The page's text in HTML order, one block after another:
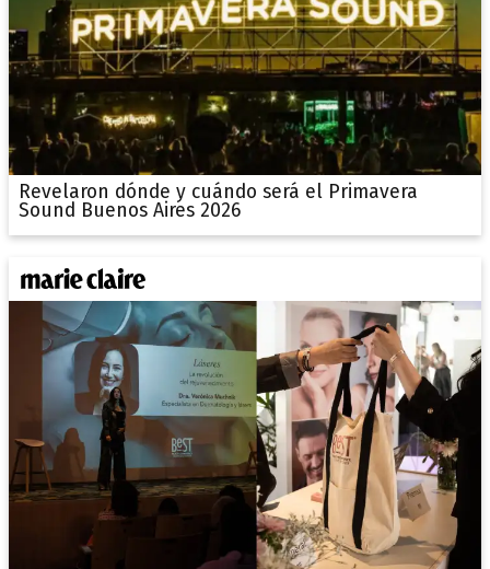
Revelaron dónde y cuándo será el Primavera
Sound Buenos Aires 2026